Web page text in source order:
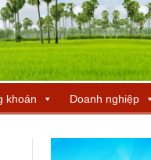
khoán Doanh nghiệp